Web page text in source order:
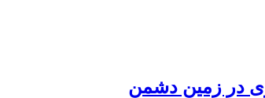
در زمین دشمن